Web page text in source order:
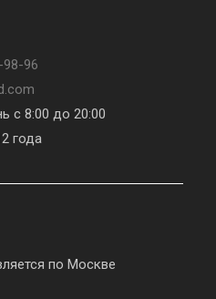
98-96
с 8:00 до 20:00
года
по Москве